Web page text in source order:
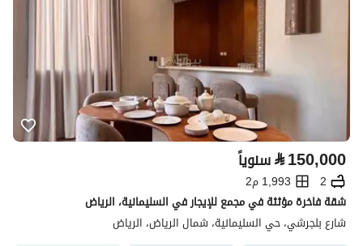
⃁150,000 سنوياً
2
1,993 م2
شقة فاخرة مؤثثة في مجمع للإيجار في السليمانية، الرياض
شارع بلجرشي، حي السليمانية، شمال الرياض، الرياض